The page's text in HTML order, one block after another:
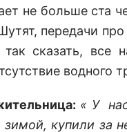
не больше ста
передачи
так сказать,
водного
« У
купили за